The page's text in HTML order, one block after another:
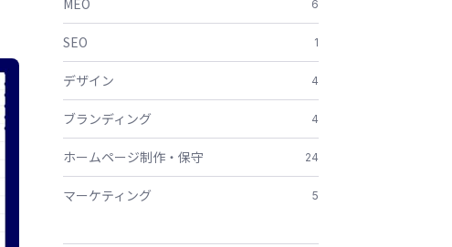
MEO 6
SEO 1
デザイン 4
ブランディング 4
ホームページ制作・保守 24
マーケティング 5